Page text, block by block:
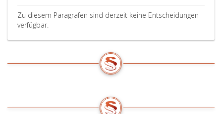
Zu diesem Paragrafen sind derzeit keine Entscheidungen
verfügbar.